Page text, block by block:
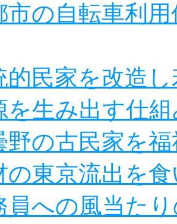
市の自転車利
的民家を改造
を生み出す仕
野の古民家を
の東京流出を
員への風当た